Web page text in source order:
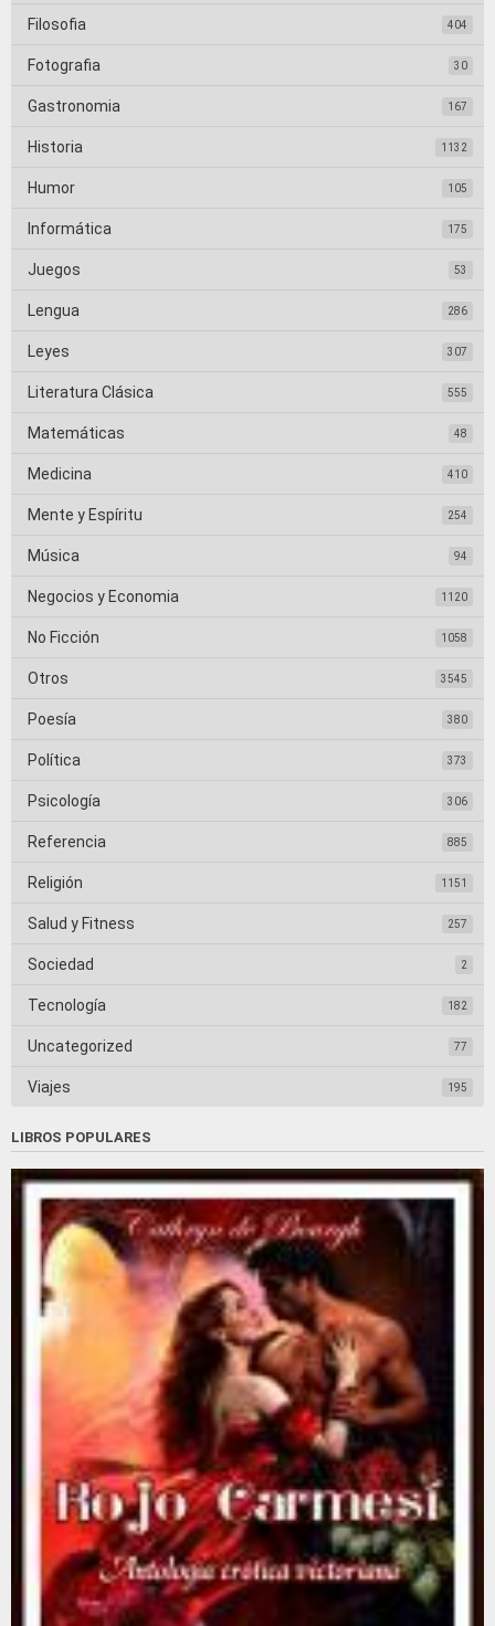
Filosofia 404
Fotografia 30
Gastronomia 167
Historia 1132
Humor 105
Informática 175
Juegos 53
Lengua 286
Leyes 307
Literatura Clásica 555
Matemáticas 48
Medicina 410
Mente y Espíritu 254
Música 94
Negocios y Economia 1120
No Ficción 1058
Otros 3545
Poesía 380
Política 373
Psicología 306
Referencia 885
Religión 1151
Salud y Fitness 257
Sociedad 2
Tecnología 182
Uncategorized 77
Viajes 195
LIBROS POPULARES